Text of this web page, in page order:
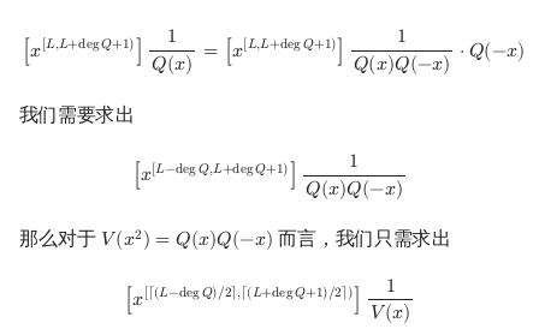
𝑥[𝐿,𝐿+deg𝑄+1)
1
𝑄(𝑥) = 𝑥[𝐿,𝐿+deg𝑄+1)
1
𝑄(𝑥)𝑄(−𝑥) ⋅ 𝑄(−𝑥)
[x[L,L+degQ )] =[ [L,L+degQ+1 )Q −x)
我们需要求出
[𝑥[𝐿−deg𝑄,𝐿+deg𝑄+1)]
1
𝑄(𝑥)𝑄(−𝑥)
[ [L−degQ,L+degQ+ x)
那么对于 𝑉(𝑥2) = 𝑄(𝑥)𝑄(−𝑥)
V(x2)= Q( x)Q(−x) 而言，我们只需求出
[𝑥[⌈(𝐿−deg𝑄)/2⌉,⌈(𝐿+deg𝑄+1)/2⌉)]
1
𝑉(𝑥)
x[ (L−degQ)/2 ,⌈(L+degQ+1)/2 1V